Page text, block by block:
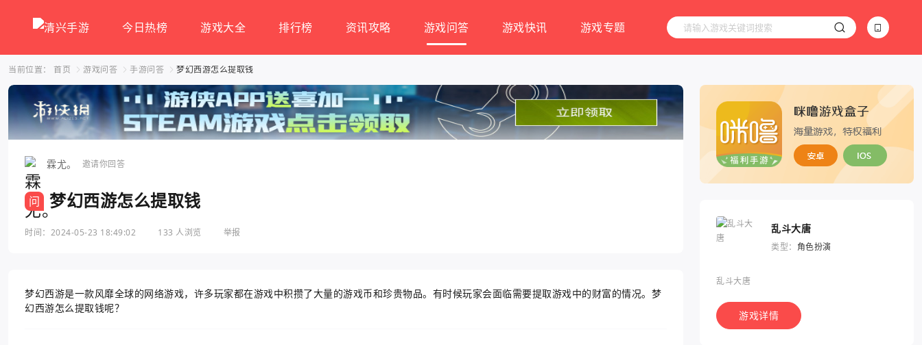
今日热榜 游戏大全 排行榜 资讯攻略 游戏问答 游戏快讯 游戏专题
当前位置： 首页 游戏问答 手游问答 梦幻西游怎么提取钱
霖尤。 邀请你回答
问 梦幻西游怎么提取钱
时间：2024-05-23 18:49:02 133 人浏览 举报
梦幻西游是一款风靡全球的网络游戏，许多玩家都在游戏中积攒了大量的游戏币和珍贵物品。有时候玩家会面临需要提取游戏中的财富的情况。梦
幻西游怎么提取钱呢？
乱斗大唐
类型： 角色扮演
乱斗大唐
游戏详情